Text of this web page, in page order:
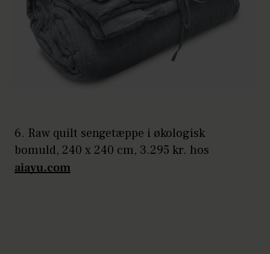
6. Raw quilt sengetæppe i økologisk
bomuld, 240 x 240 cm, 3.295 kr. hos
aiayu.com